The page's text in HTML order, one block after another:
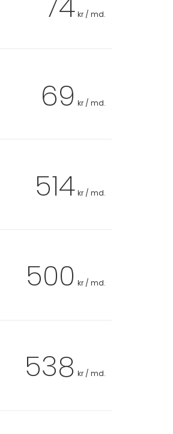
kr / md.
69 kr / md.
514 kr / md.
500 kr / md.
538 kr / md.